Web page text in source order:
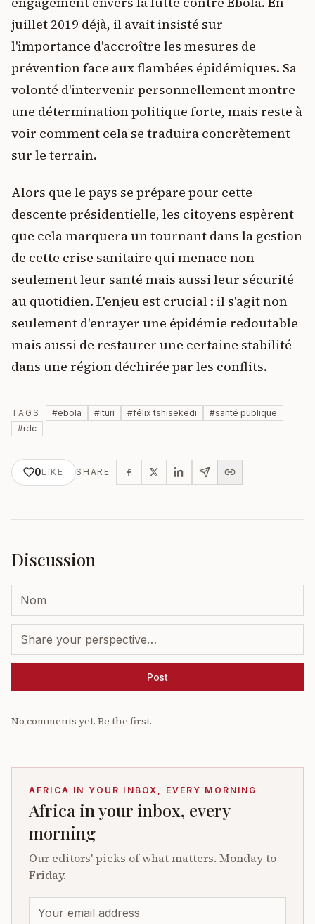
juillet 2019 déjà, il avait insisté sur
l'importance d'accroître les mesures de
prévention face aux flambées épidémiques. Sa
volonté d'intervenir personnellement montre
une détermination politique forte, mais reste à
voir comment cela se traduira concrètement
sur le terrain.
Alors que le pays se prépare pour cette
descente présidentielle, les citoyens espèrent
que cela marquera un tournant dans la gestion
de cette crise sanitaire qui menace non
seulement leur santé mais aussi leur sécurité
au quotidien. L'enjeu est crucial : il s'agit non
seulement d'enrayer une épidémie redoutable
mais aussi de restaurer une certaine stabilité
dans une région déchirée par les conflits.
TAGS #ebola #ituri #félix tshisekedi #santé publique
#rdc
0LIKE SHARE
Discussion
Post
No comments yet. Be the first.
AFRICA IN YOUR INBOX, EVERY MORNING
Africa in your inbox, every
morning
Our editors' picks of what matters. Monday to
Friday.